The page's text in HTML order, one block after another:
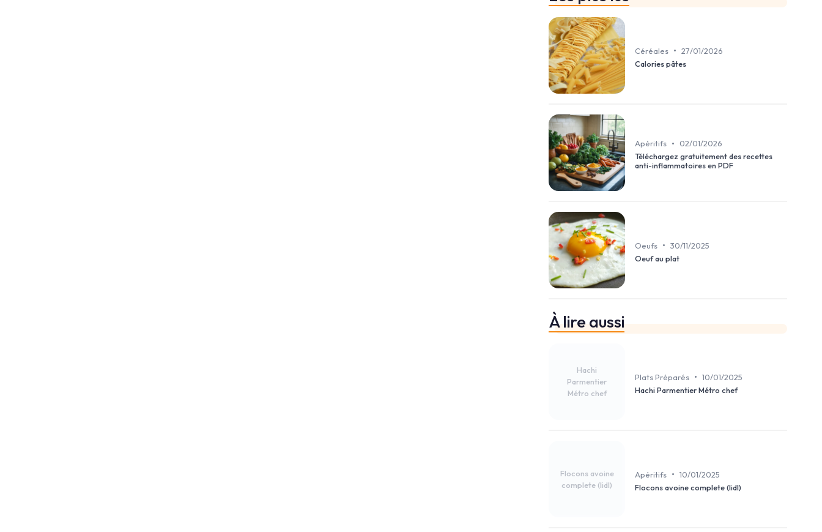
Céréales • 27/01/2026
Calories pâtes
Apéritifs •
02/01/2026
Téléchargez gratuitement des recettes
anti-inflammatoires en PDF
Oeufs • 30/11/2025
Oeuf au plat
À lire aussi
Hachi
Parmentier
Métro chef
Plats Préparés • 10/01/2025
Hachi Parmentier Métro chef
Flocons avoine
complete (lidl)
Apéritifs • 10/01/2025
Flocons avoine complete (lidl)